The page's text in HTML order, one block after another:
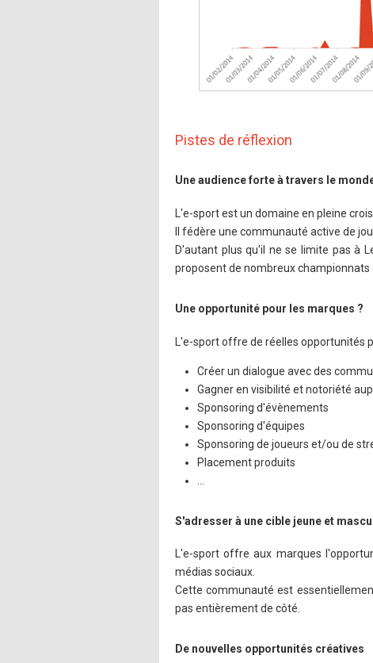
Pistes de réflexion
Une audience forte à travers le
L'e-sport est un domaine en pleine
Il fédère une communauté active de
D'autant plus qu'il ne se limite pas à
proposent de nombreux championnats
Une opportunité pour les marques ?
L'e-sport offre de réelles opportunités
Créer un dialogue avec des
Gagner en visibilité et notoriété
Sponsoring d'évènements
Sponsoring d'équipes
Sponsoring de joueurs et/ou de
Placement produits
S'adresser à une cible jeune et
L'e-sport offre aux marques
médias sociaux.
Cette communauté est
pas entièrement de côté.
De nouvelles opportunités créatives